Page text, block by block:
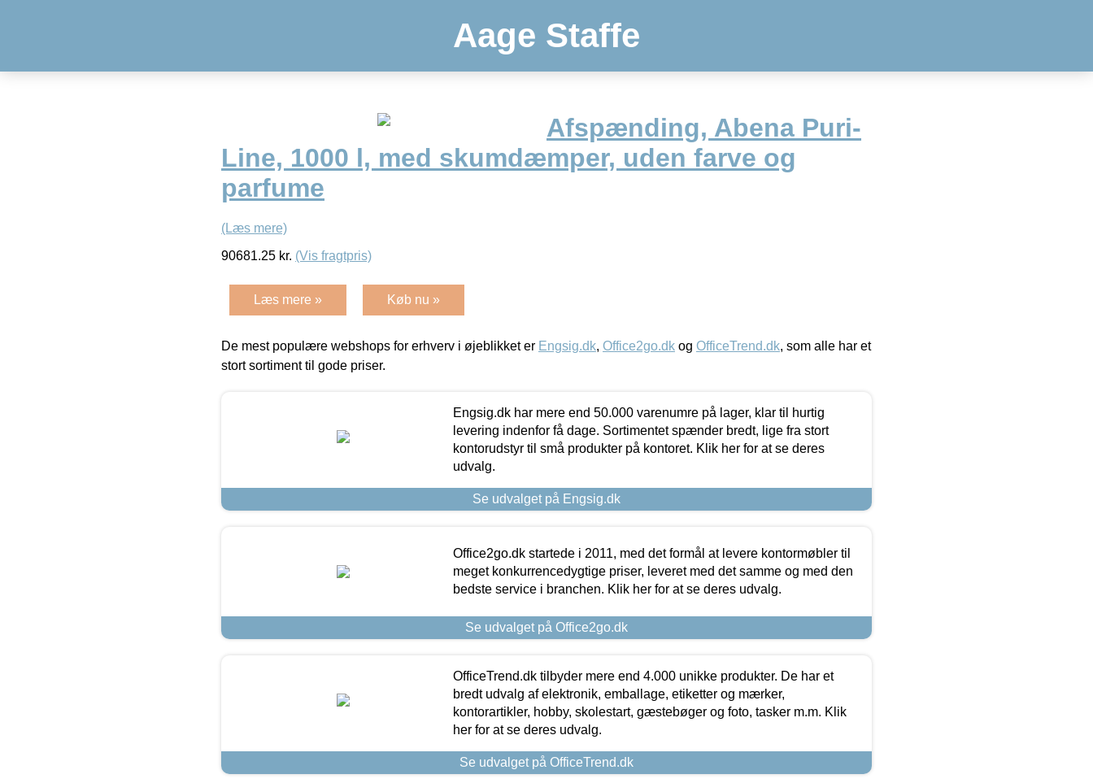
Aage Staffe
Afspænding, Abena Puri-
Line, 1000 l, med skumdæmper, uden farve og
parfume
(Læs mere)
90681.25 kr. (Vis fragtpris)
Læs mere » Køb nu »
De mest populære webshops for erhverv i øjeblikket er Engsig.dk, Office2go.dk og OfficeTrend.dk, som alle har et
stort sortiment til gode priser.
Engsig.dk har mere end 50.000 varenumre på lager, klar til hurtig
levering indenfor få dage. Sortimentet spænder bredt, lige fra stort
kontorudstyr til små produkter på kontoret. Klik her for at se deres
udvalg.
Se udvalget på Engsig.dk
Office2go.dk startede i 2011, med det formål at levere kontormøbler til
meget konkurrencedygtige priser, leveret med det samme og med den
bedste service i branchen. Klik her for at se deres udvalg.
Se udvalget på Office2go.dk
OfficeTrend.dk tilbyder mere end 4.000 unikke produkter. De har et
bredt udvalg af elektronik, emballage, etiketter og mærker,
kontorartikler, hobby, skolestart, gæstebøger og foto, tasker m.m. Klik
her for at se deres udvalg.
Se udvalget på OfficeTrend.dk